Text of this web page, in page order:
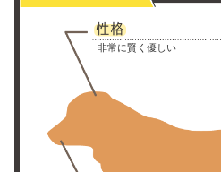
非常に賢く優しい